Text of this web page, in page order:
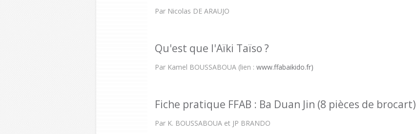
Par Nicolas DE ARAUJO
Qu'est que l'Aïki Taïso ?
Par Kamel BOUSSABOUA (lien : www.ffabaikido.fr)
Fiche pratique FFAB : Ba Duan Jin (8 pièces de brocart)
Par K. BOUSSABOUA et JP BRANDO